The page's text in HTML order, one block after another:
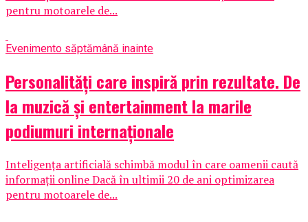
pentru motoarele de...
Evenimento săptămână inainte
Personalități care inspiră prin rezultate. De
la muzică și entertainment la marile
podiumuri internaționale
Inteligența artificială schimbă modul în care oamenii caută
informații online Dacă în ultimii 20 de ani optimizarea
pentru motoarele de...